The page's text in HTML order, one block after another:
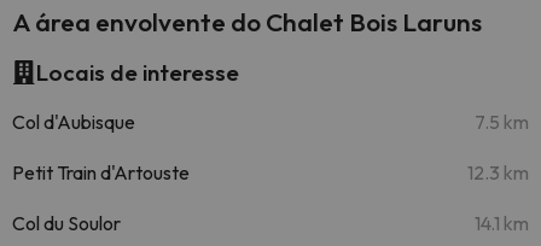
A área envolvente do Chalet Bois Laruns
Locais de interesse
Col d'Aubisque 7.5 km
Petit Train d'Artouste 12.3 km
Col du Soulor 14.1 km